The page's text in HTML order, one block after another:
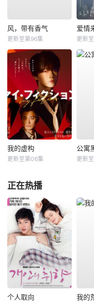
风，带有香气
更新至第96集
爱情
更新
我的虚构
更新至第06集
公寓
更新
正在热播
个人取向 我的